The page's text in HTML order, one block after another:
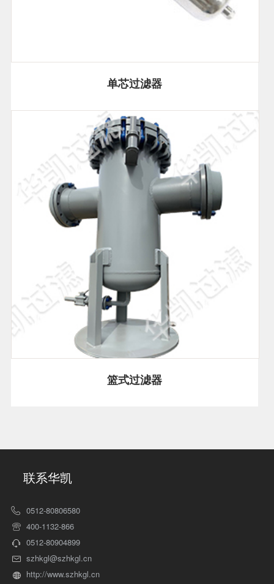
单芯过滤器
篮式过滤器
联系华凯
0512-80806580
400-1132-866
0512-80904899
szhkgl@szhkgl.cn
http://www.szhkgl.cn